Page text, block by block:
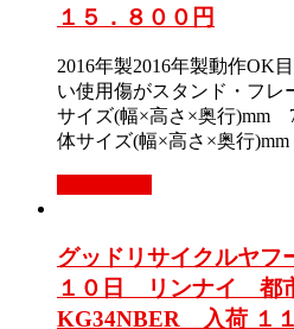
１５．８００円
2016年製2016年製動作OK
い使用傷がスタンド・フレ
サイズ(幅×高さ×奥行)mm
体サイズ(幅×高さ×奥行
グッドリサイクルヤフ
１０日 リンナイ 都
KG34NBER 入荷 １